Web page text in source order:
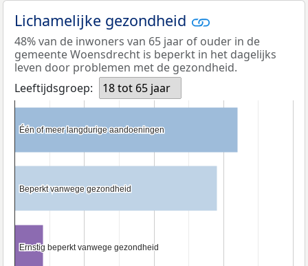
Lichamelijke gezondheid
48% van de inwoners van 65 jaar of ouder in de
gemeente Woensdrecht is beperkt in het dagelijks
leven door problemen met de gezondheid.
Leeftijdsgroep:
18 tot 65 jaar
Één of meer langdurige aandoeningen
Één of meer langdurige aandoeningen
Beperkt vanwege gezondheid
Beperkt vanwege gezondheid
Ernstig beperkt vanwege gezondheid
Ernstig beperkt vanwege gezondheid